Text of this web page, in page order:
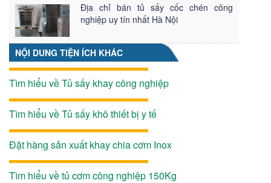
Địa chỉ bán tủ sấy cốc chén công
nghiệp uy tín nhất Hà Nội
NỘI DUNG TIỆN ÍCH KHÁC
Tìm hiểu về Tủ sấy khay công nghiệp
Tìm hiểu về Tủ sấy khô thiết bị y tế
Đặt hàng sản xuất khay chia cơm Inox
Tìm hiểu về tủ cơm công nghiệp 150Kg